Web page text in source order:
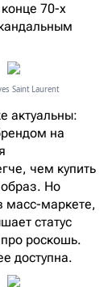
70-х
Saint Laurent
актуальны:
на
чем купить
Но
масс-маркете,
статус
роскошь.
доступна.